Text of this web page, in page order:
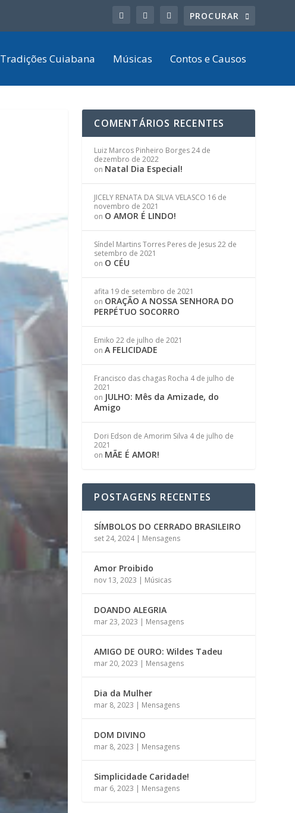
Tradições Cuiabana Músicas Contos e Causos
COMENTÁRIOS RECENTES
Luiz Marcos Pinheiro Borges24 de
dezembro de 2022
on Natal Dia Especial!
JICELY RENATA DA SILVA VELASCO 16 de
novembro de 2021
on O AMOR É LINDO!
Síndel Martins Torres Peres de Jesus22 de
setembro de 2021
on O CÉU
afita 19 de setembro de 2021
on ORAÇÃO A NOSSA SENHORA DO
PERPÉTUO SOCORRO
Emiko 22 de julho de 2021
onA FELICIDADE
Francisco das chagas Rocha 4 de julho de
2021
on JULHO: Mês da Amizade, do
Amigo
Dori Edson de Amorim Silva 4 de julho de
2021
on MÃE É AMOR!
POSTAGENS RECENTES
SÍMBOLOS DO CERRADO BRASILEIRO
set 24, 2024| Mensagens
Amor Proibido
nov 13, 2023 | Músicas
DOANDO ALEGRIA
mar 23, 2023 | Mensagens
AMIGO DE OURO: Wildes Tadeu
mar 20, 2023 | Mensagens
Dia da Mulher
mar 8, 2023 | Mensagens
DOM DIVINO
mar 8, 2023 | Mensagens
Simplicidade Caridade!
mar 6, 2023 | Mensagens